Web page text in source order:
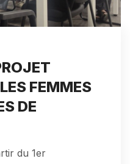
FEMMES
DE
du 1er